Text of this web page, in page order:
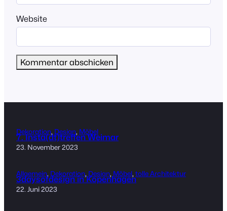
Website
Dekoration, Design, Möbel
7. Insta(dt)treffen Weimar
23. November 2023
Allgemein, Dekoration, Design, Möbel, tolle Architektur
3daysofdesign in Kopenhagen
22. Juni 2023